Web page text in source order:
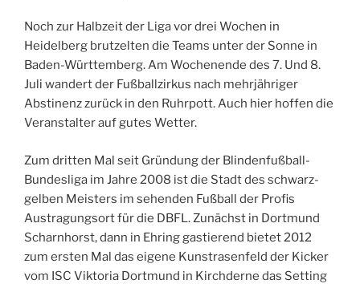
Noch zur Halbzeit der Liga vor drei Wochen in
Heidelberg brutzelten die Teams unter der Sonne in
Baden-Württemberg. Am Wochenende des 7. Und 8.
Juli wandert der Fußballzirkus nach mehrjähriger
Abstinenz zurück in den Ruhrpott. Auch hier hoffen die
Veranstalter auf gutes Wetter.
Zum dritten Mal seit Gründung der Blindenfußball-
Bundesliga im Jahre 2008 ist die Stadt des schwarz-
gelben Meisters im sehenden Fußball der Profis
Austragungsort für die DBFL. Zunächst in Dortmund
Scharnhorst, dann in Ehring gastierend bietet 2012
zum ersten Mal das eigene Kunstrasenfeld der Kicker
vom ISC Viktoria Dortmund in Kirchderne das Setting